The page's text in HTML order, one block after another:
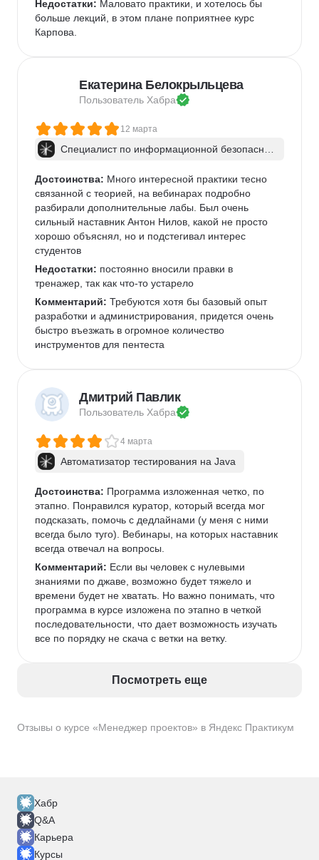
Отзывы о курсе «Менеджер проектов» в Яндекс Практикум
Недостатки: Маловато практики, и хотелось бы
больше лекций, в этом плане поприятнее курс
Карпова.
Екатерина Белокрыльцева
Пользователь Хабра
12 марта
Специалист по информационной безопаснос
Достоинства: Много интересной практики тесно
связанной с теорией, на вебинарах подробно
разбирали дополнительные лабы. Был очень
сильный наставник Антон Нилов, какой не просто
хорошо объяснял, но и подстегивал интерес
студентов
Недостатки: постоянно вносили правки в
тренажер, так как что-то устарело
Комментарий: Требуются хотя бы базовый опыт
разработки и администрирования, придется очень
быстро въезжать в огромное количество
инструментов для пентеста
Дмитрий Павлик
Пользователь Хабра
4 марта
Автоматизатор тестирования на Java
Достоинства: Программа изложенная четко, по
этапно. Понравился куратор, который всегда мог
подсказать, помочь с дедлайнами (у меня с ними
всегда было туго). Вебинары, на которых наставник
всегда отвечал на вопросы.
Комментарий: Если вы человек с нулевыми
знаниями по джаве, возможно будет тяжело и
времени будет не хватать. Но важно понимать, что
программа в курсе изложена по этапно в четкой
последовательности, что дает возможность изучать
все по порядку не скача с ветки на ветку.
Посмотреть еще
Хабр
Q&A
Карьера
Курсы